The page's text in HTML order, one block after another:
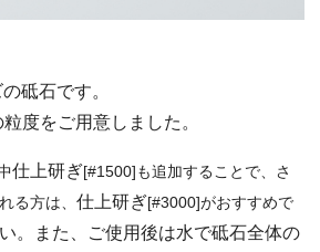
砥石です。
度をご用意しました。
仕上研ぎ[#1500]も追加することで、さ
る方は、 仕上研ぎ[#3000]がおすすめで
。また、ご使用後は水で砥石全体の